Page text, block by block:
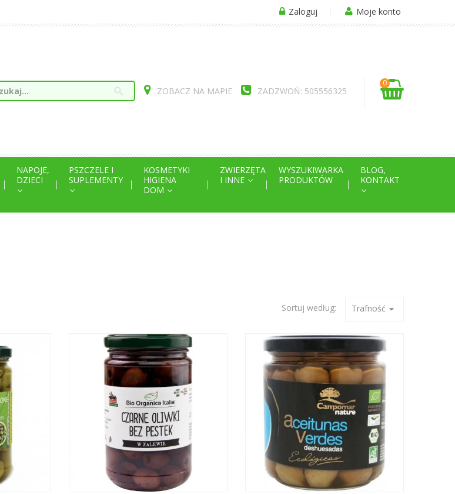
Zaloguj Moje konto
search ZOBACZ NA MAPIE ZADZWOŃ: 505556325
0
NAPOJE,
DZIECI
PSZCZELE I
SUPLEMENTY
KOSMETYKI
HIGIENA
DOM
ZWIERZĘTA
I INNE
WYSZUKIWARKA
PRODUKTÓW
BLOG,
KONTAKT
Sortuj według: Trafność arrow_drop_down